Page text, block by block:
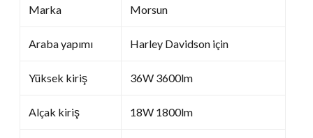
Marka Morsun
Araba yapımı Harley Davidson için
Yüksek kiriş 36W 3600lm
Alçak kiriş 18W 1800lm